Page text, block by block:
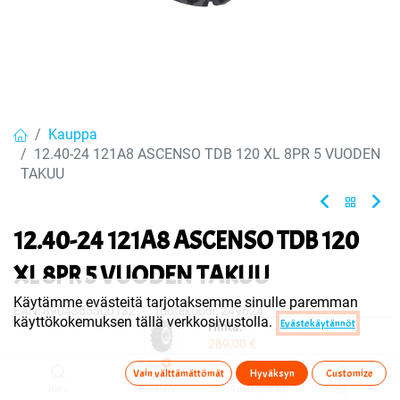
Hinta:
289,00 €
0
Toivelista Tuoteryhmä(t)
Kauppa
12.40-24 121A8 ASCENSO TDB 120 XL 8PR 5 VUODEN
TAKUU
12.40-24 121A8 ASCENSO TDB 120
XL 8PR 5 VUODEN TAKUU
EAN:8904365500132 Tuotekoodi:249624
Näytä hinnat verolla
Sisältää ALV:n / kpl
Käytämme evästeitä tarjotaksemme sinulle paremman
käyttökokemuksen tällä verkkosivustolla.
Evästekäytännöt
Vain välttämättömät Hyväksyn Customize